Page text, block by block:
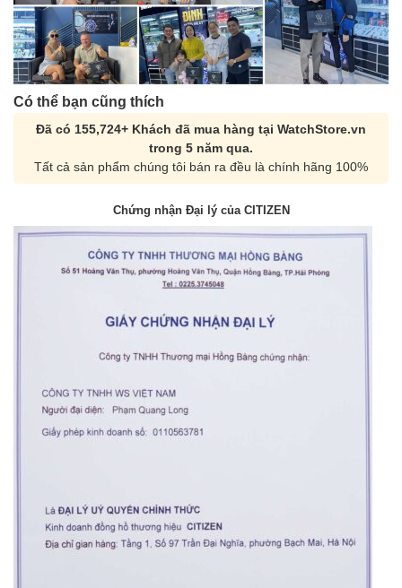
Có thể bạn cũng thích
Đã có 155,724+ Khách đã mua hàng tại WatchStore.vn
trong 5 năm qua.
Tất cả sản phẩm chúng tôi bán ra đều là chính hãng 100%
Chứng nhận Đại lý của CITIZEN